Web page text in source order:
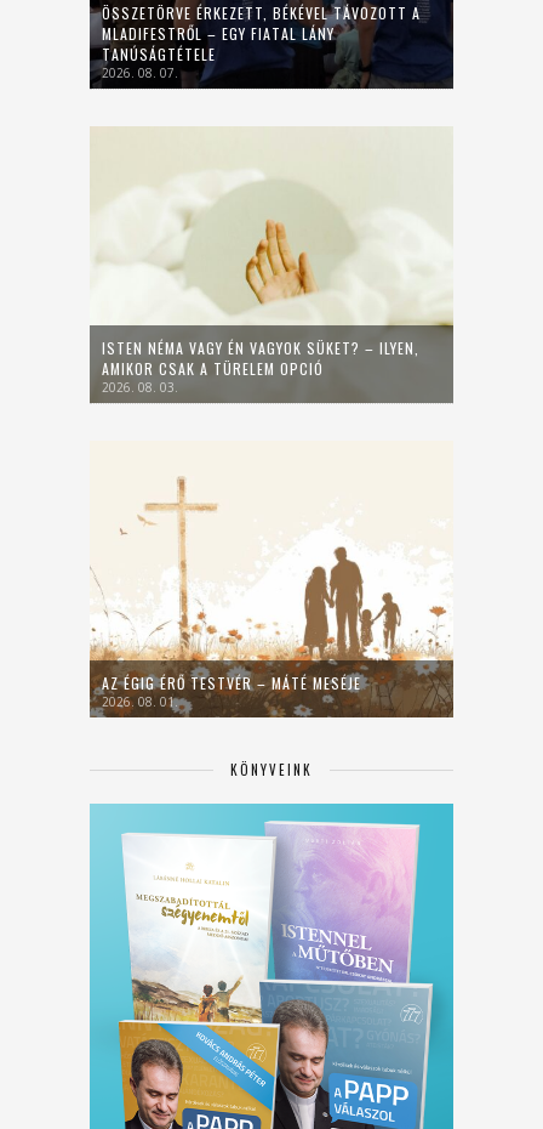
ÖSSZETÖRVE ÉRKEZETT, BÉKÉVEL TÁVOZOTT A
MLADIFESTRŐL – EGY FIATAL LÁNY
TANÚSÁGTÉTELE
2026. 08. 07.
ISTEN NÉMA VAGY ÉN VAGYOK SÜKET? – ILYEN,
AMIKOR CSAK A TÜRELEM OPCIÓ
2026. 08. 03.
AZ ÉGIG ÉRŐ TESTVÉR – MÁTÉ MESÉJE
2026. 08. 01.
KÖNYVEINK